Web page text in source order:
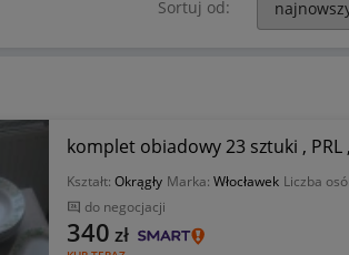
Sortuj od:
komplet obiadowy 23 sztuki , PRL
Kształt: Okrągły Marka: Włocławek Liczba
do negocjacji
340 zł